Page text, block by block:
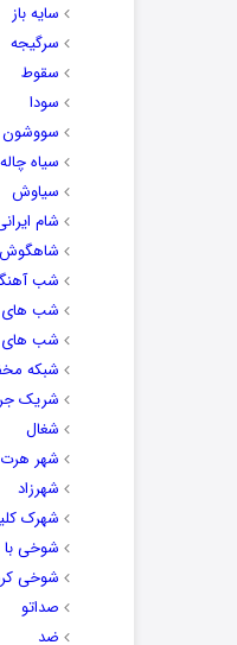
سایه باز
سرگیجه
سقوط
سودا
سووشون
سیاه چاله
سیاوش
شام
شاهگوش
شب
شب های
شب های
شبکه
شریک
شغال
شهر هرت
شهرزاد
شهرک
شوخی با
شوخی
صداتو
ضد